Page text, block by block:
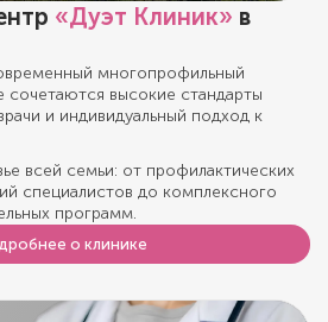
«Дуэт Клиник» в
многопрофильный
сочетаются высокие стандарты
и индивидуальный подход к
всей семьи: от профилактических
специалистов до комплексного
программ.
о клинике